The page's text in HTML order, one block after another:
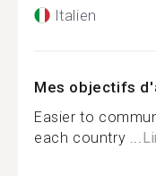
Italien
Mes objectifs
Easier to
each country ...